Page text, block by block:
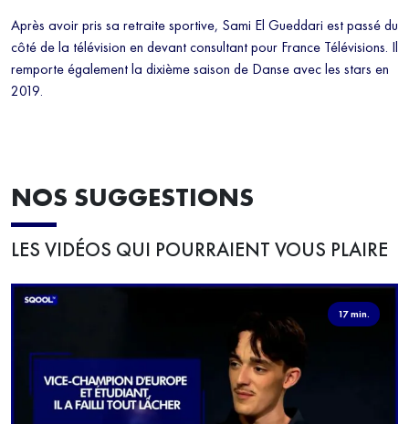
Après avoir pris sa retraite sportive, Sami El Gueddari est passé du
côté de la télévision en devant consultant pour France Télévisions. Il
remporte également la dixième saison de Danse avec les stars en
2019.
NOS SUGGESTIONS
LES VIDÉOS QUI POURRAIENT VOUS PLAIRE
17 min.